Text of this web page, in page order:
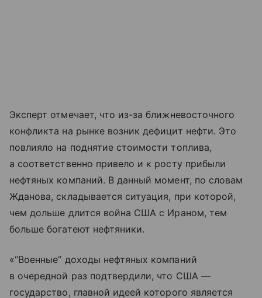
Эксперт отмечает, что из-за ближневосточного
конфликта на рынке возник дефицит нефти. Это
повлияло на поднятие стоимости топлива,
а соответственно привело и к росту прибыли
нефтяных компаний. В данный момент, по словам
Жданова, складывается ситуация, при которой,
чем дольше длится война США с Ираном, тем
больше богатеют нефтяники.
«“Военные” доходы нефтяных компаний
в очередной раз подтвердили, что США —
государство, главной идеей которого является